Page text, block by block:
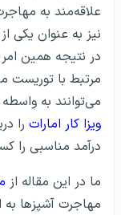
علاقه‌مند به
نیز به عنوان یکی
در نتیجه همین
مرتبط با توریست
می‌توانند به
ویزا کار امارات را
درآمد مناسبی را
ما در این مقاله از
مهاجرت آشپزها